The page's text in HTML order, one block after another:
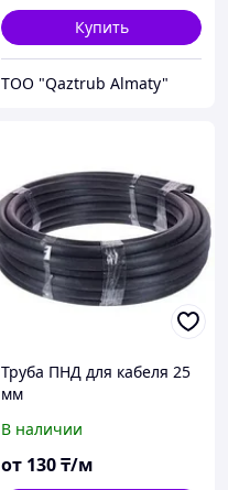
Купить
TOO "Qaztrub Almaty"
Труба ПНД для кабеля 25
мм
В наличии
от 130₸/м